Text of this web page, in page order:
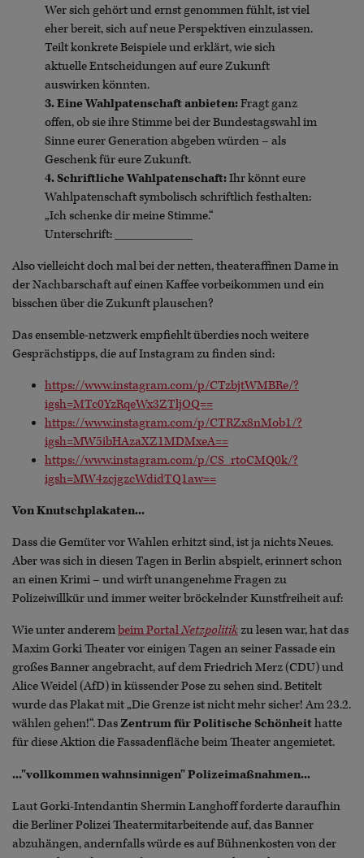
Wer sich gehört und ernst genommen fühlt, ist viel
eher bereit, sich auf neue Perspektiven einzulassen.
Teilt konkrete Beispiele und erklärt, wie sich
aktuelle Entscheidungen auf eure Zukunft
auswirken könnten.
3. Eine Wahlpatenschaft anbieten:Fragt ganz
offen, ob sie ihre Stimme bei der Bundestagswahl im
Sinne eurer Generation abgeben würden – als
Geschenk für eure Zukunft.
4. Schriftliche Wahlpatenschaft:Ihr könnt eure
Wahlpatenschaft symbolisch schriftlich festhalten:
„Ich schenke dir meine Stimme.“
Unterschrift: ____________
Also vielleicht doch mal bei der netten, theateraffinen Dame in
der Nachbarschaft auf einen Kaffee vorbeikommen und ein
bisschen über die Zukunft plauschen?
Das ensemble-netzwerk empfiehlt überdies noch weitere
Gesprächstipps, die auf Instagram zu finden sind:
https://www.instagram.com/p/CTzbjtWMBRe/?
igsh=MTc0YzRqeWx3ZTljOQ==
https://www.instagram.com/p/CTRZx8nMob1/?
igsh=MW5ibHAzaXZ1MDMxeA==
https://www.instagram.com/p/CS_rtoCMQ0k/?
igsh=MW4zcjgzcWdidTQ1aw==
Von Knutschplakaten...
Dass die Gemüter vor Wahlen erhitzt sind, ist ja nichts Neues.
Aber was sich in diesen Tagen in Berlin abspielt, erinnert schon
an einen Krimi – und wirft unangenehme Fragen zu
Polizeiwillkür und immer weiter bröckelnder Kunstfreiheit auf:
Wie unter anderembeim PortalNetzpolitikzu lesen war, hat das
Maxim Gorki Theater vor einigen Tagen an seiner Fassade ein
großes Banner angebracht, auf dem Friedrich Merz (CDU) und
Alice Weidel (AfD) in küssender Pose zu sehen sind. Betitelt
wurde das Plakat mit „Die Grenze ist nicht mehr sicher! Am 23.2.
wählen gehen!“. DasZentrum für Politische Schönheithatte
für diese Aktion die Fassadenfläche beim Theater angemietet.
..."vollkommen wahnsinnigen" Polizeimaßnahmen...
Laut Gorki-Intendantin Shermin Langhoff forderte daraufhin
die Berliner Polizei Theatermitarbeitende auf, das Banner
abzuhängen, andernfalls würde es auf Bühnenkosten von der